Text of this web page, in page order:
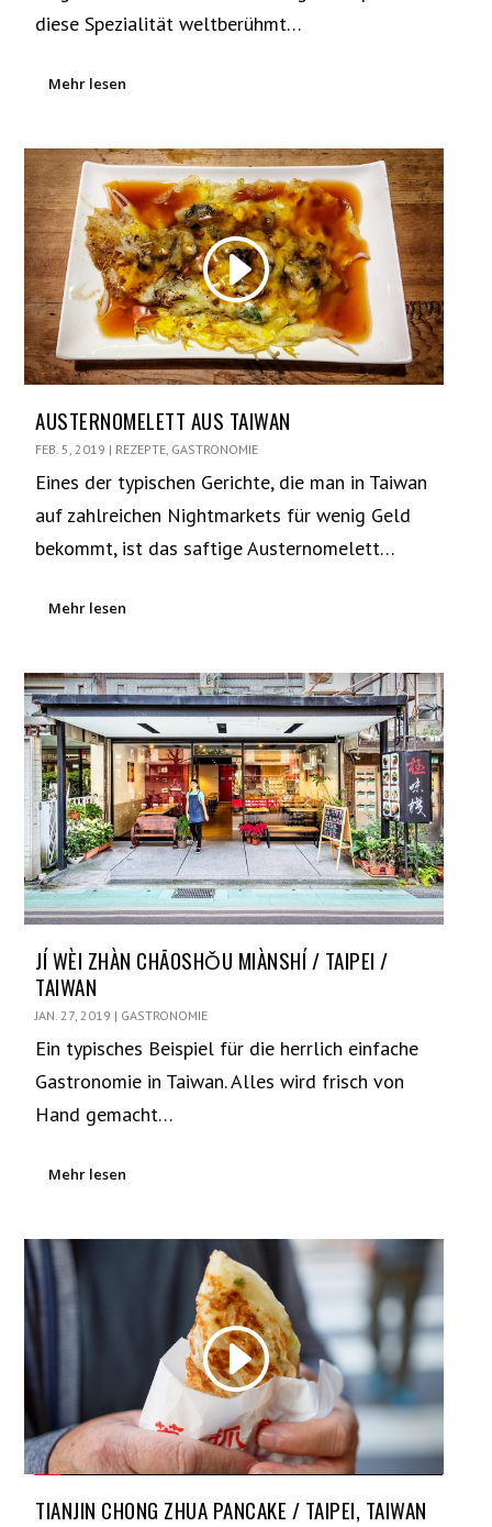
diese Spezialität weltberühmt…
Mehr lesen
AUSTERNOMELETT AUS TAIWAN
FEB. 5, 2019 | REZEPTE GASTRONOMIE
Eines der typischen Gerichte, die man in Taiwan
auf zahlreichen Nightmarkets für wenig Geld
bekommt, ist das saftige Austernomelett…
Mehr lesen
JÍ WÈI ZHÀN CHĀOSHǑU MIÀNSHÍ / TAIPEI /
TAIWAN
JAN. 27, 2019 | GASTRONOMIE
Ein typisches Beispiel für die herrlich einfache
Gastronomie in Taiwan. Alles wird frisch von
Hand gemacht…
Mehr lesen
TIANJIN CHONG ZHUA PANCAKE / TAIPEI, TAIWAN